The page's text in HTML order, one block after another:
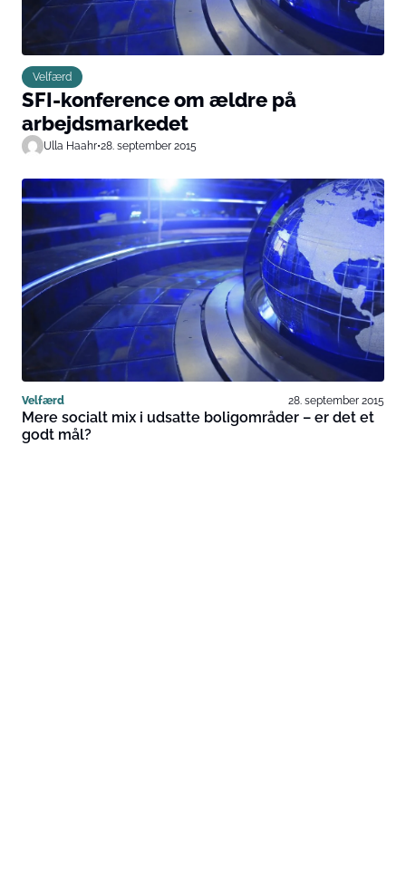
Velfærd
SFI-konference om ældre på
arbejdsmarkedet
Ulla Haahr•28. september 2015
Velfærd 28. september 2015
Mere socialt mix i udsatte boligområder – er det et
godt mål?